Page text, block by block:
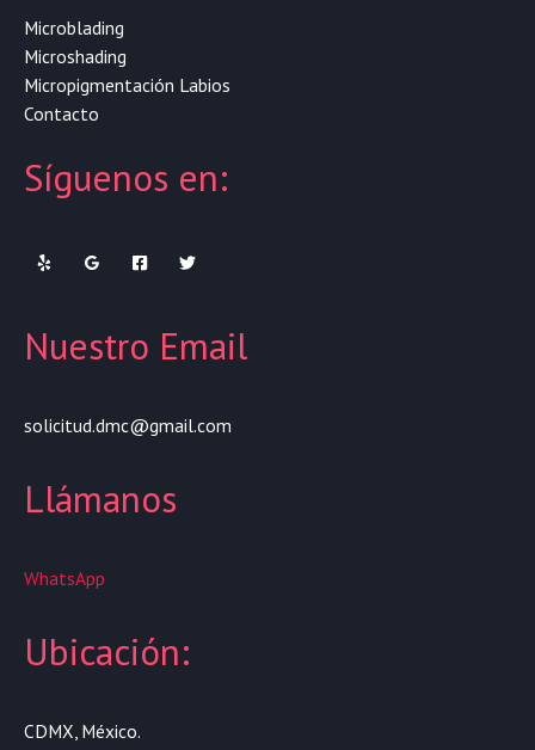
Microblading
Microshading
Micropigmentación Labios
Contacto
Síguenos en:
Nuestro Email
solicitud.dmc@gmail.com
Llámanos
WhatsApp
Ubicación:
CDMX, México.